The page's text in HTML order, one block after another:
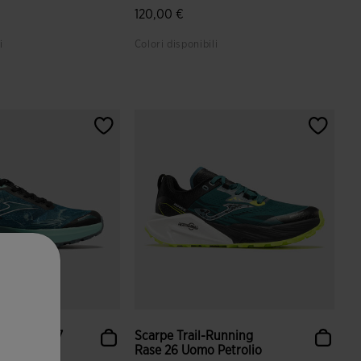
120,00 €
Colori disponibili
Tr-7
Scarpe Trail-Running
Rase 26 Uomo Petrolio